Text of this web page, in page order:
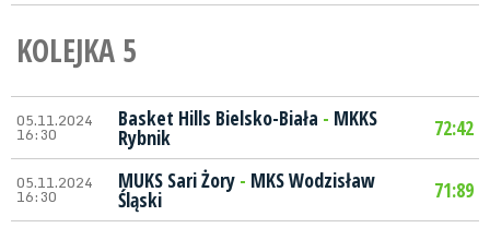
KOLEJKA 5
05.11.2024
16:30
Basket Hills Bielsko-Biała - MKKS
Rybnik 72:42
05.11.2024
16:30
MUKS Sari Żory - MKS Wodzisław
Śląski 71:89